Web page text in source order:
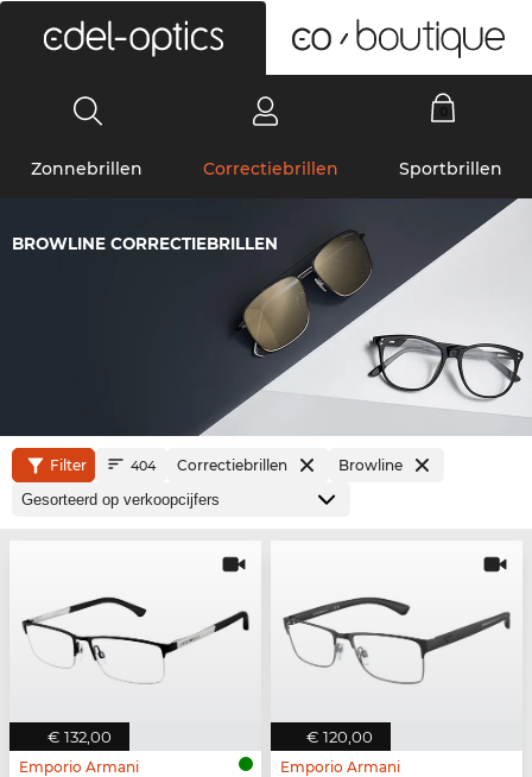
Zonnebrillen Correctiebrillen Sportbrillen
BROWLINE CORRECTIEBRILLEN
Filter 404 Correctiebrillen Browline
€ 132,00
Emporio Armani
€ 120,00
Emporio Armani